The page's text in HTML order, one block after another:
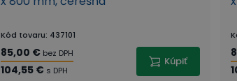
Kód tovaru: 437101
85,00 € bez DPH
104,55 € s DPH
Kúpiť